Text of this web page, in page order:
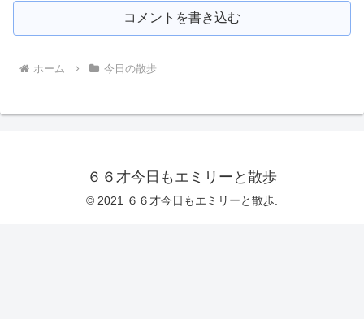
コメントを書き込む
ホーム 今日の散歩
６６才今日もエミリーと散歩
© 2021 ６６才今日もエミリーと散歩.